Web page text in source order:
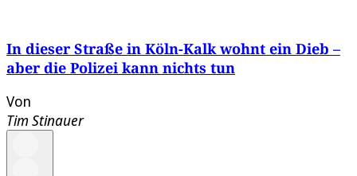
In dieser Straße in Köln-Kalk wohnt ein Dieb –
aber die Polizei kann nichts tun
Von
Tim Stinauer